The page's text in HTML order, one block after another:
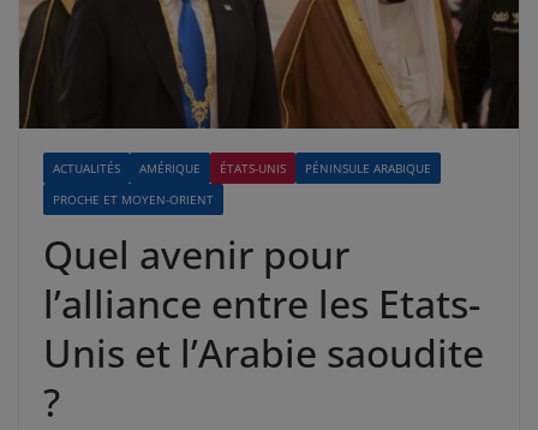
ACTUALITÉS AMÉRIQUE ÉTATS-UNIS
PÉNINSULE ARABIQUE
PROCHE ET MOYEN-ORIENT
Quel avenir pour
l’alliance entre les Etats-
Unis et l’Arabie saoudite
?